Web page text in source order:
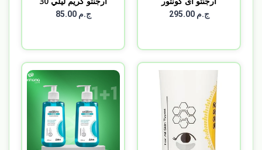
ARGEN...
ج.م 295.00
جم...ج.م 85.00